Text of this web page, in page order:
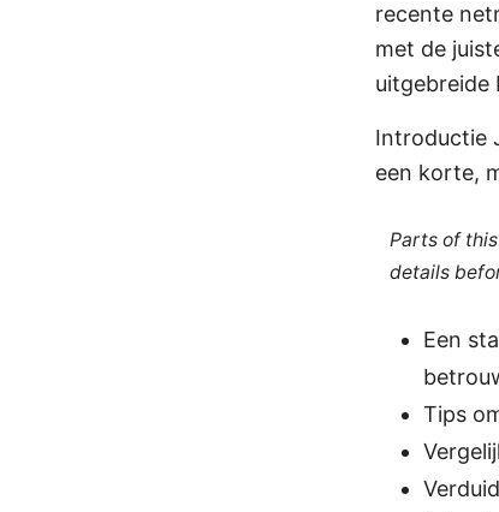
recente
met de
uitgebreide
Introductie
een korte,
Parts of
details
Een
Tips